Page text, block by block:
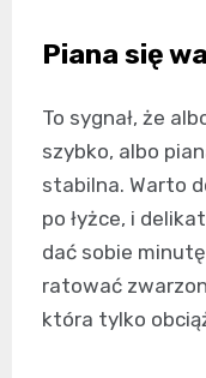
Piana się
To sygnał, że
szybko, albo
stabilna. Warto
po łyżce, i
dać sobie
ratować
która tylko